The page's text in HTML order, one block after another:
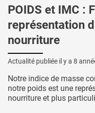
POIDS et IMC :
représentation
nourriture
Actualité publiée il y a 8
Notre indice de masse
notre poids est une
nourriture et plus